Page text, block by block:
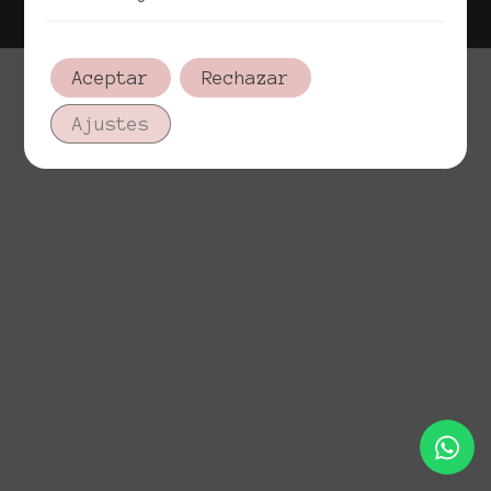
Aceptar Rechazar
Ajustes